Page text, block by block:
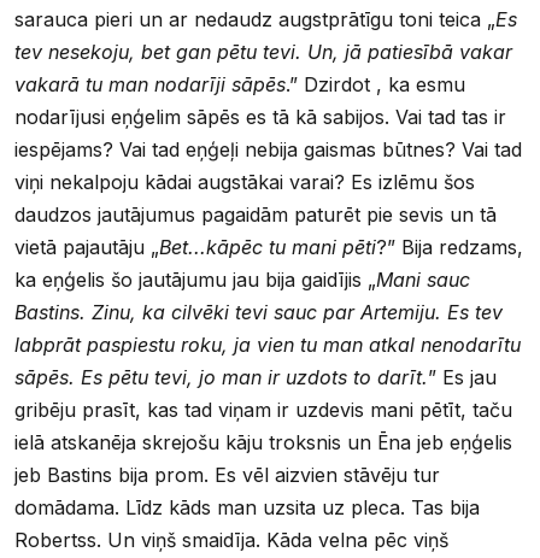
sarauca pieri un ar nedaudz augstprātīgu toni teica „Es
tev nesekoju, bet gan pētu tevi. Un, jā patiesībā vakar
vakarā tu man nodarīji sāpēs.” Dzirdot , ka esmu
nodarījusi eņģelim sāpēs es tā kā sabijos. Vai tad tas ir
iespējams? Vai tad eņģeļi nebija gaismas būtnes? Vai tad
viņi nekalpoju kādai augstākai varai? Es izlēmu šos
daudzos jautājumus pagaidām paturēt pie sevis un tā
vietā pajautāju „Bet...kāpēc tu mani pēti?” Bija redzams,
ka eņģelis šo jautājumu jau bija gaidījis „Mani sauc
Bastins. Zinu, ka cilvēki tevi sauc par Artemiju. Es tev
labprāt paspiestu roku, ja vien tu man atkal nenodarītu
sāpēs. Es pētu tevi, jo man ir uzdots to darīt.” Es jau
gribēju prasīt, kas tad viņam ir uzdevis mani pētīt, taču
ielā atskanēja skrejošu kāju troksnis un Ēna jeb eņģelis
jeb Bastins bija prom. Es vēl aizvien stāvēju tur
domādama. Līdz kāds man uzsita uz pleca. Tas bija
Robertss. Un viņš smaidīja. Kāda velna pēc viņš